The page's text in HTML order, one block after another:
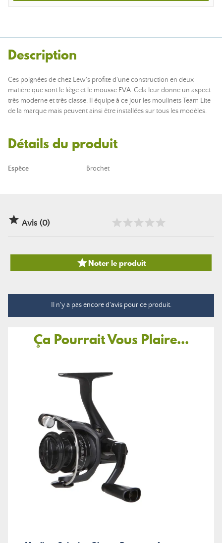
Description
Ces poignées de chez Lew's profite d'une construction en deux
matière que sont le liège et le mousse EVA. Cela leur donne un aspect
très moderne et très classe. Il équipe à ce jour les moulinets Team Lite
de la marque mais peuvent ainsi être installées sur tous les modèles.
Détails du produit
Espèce Brochet
 Avis (0)
Noter le produit
Il n'y a pas encore d'avis pour ce produit.
Ça Pourrait Vous Plaire...